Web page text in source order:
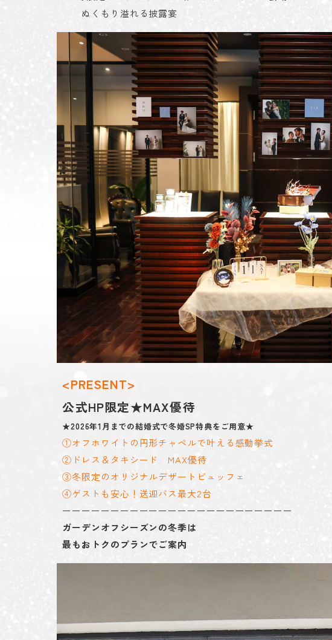
ぬくもり溢れる披露宴
<PRESENT>
公式HP限定★MAX優待
★2026年1月までの結婚式で冬婚SP特典をご用意★
①オフホワイトの円形チャペルで叶える感動挙式
②ドレス＆タキシード MAX優待
③冬限定のオリジナルデザートビュッフェ
④ゲストも安心！送迎バス最大2台
ーーーーーーーーーーーーーーーーーーーーーーーー
ガーデンオフシーズンの冬季は
最もおトクのプランでご案内